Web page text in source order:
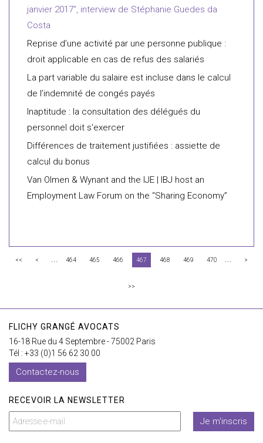
janvier 2017", interview de Stéphanie Guedes da
Costa
Reprise d’une activité par une personne publique :
droit applicable en cas de refus des salariés
La part variable du salaire est incluse dans le calcul
de l’indemnité de congés payés
Inaptitude : la consultation des délégués du
personnel doit s'exercer
Différences de traitement justifiées : assiette de
calcul du bonus
Van Olmen & Wynant and the IJE | IBJ host an
Employment Law Forum on the “Sharing Economy”
<< < ... 464 465 466 467 468 469 470 ... >
>>
FLICHY GRANGÉ AVOCATS
16-18 Rue du 4 Septembre - 75002 Paris
Tél : +33 (0)1 56 62 30 00
Contactez-nous
RECEVOIR LA NEWSLETTER
Je m'inscris